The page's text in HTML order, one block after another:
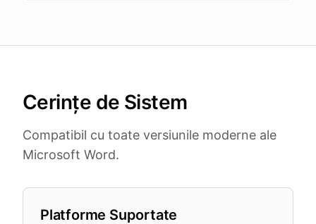
Cerințe de Sistem
Compatibil cu toate versiunile moderne ale
Microsoft Word.
Platforme Suportate